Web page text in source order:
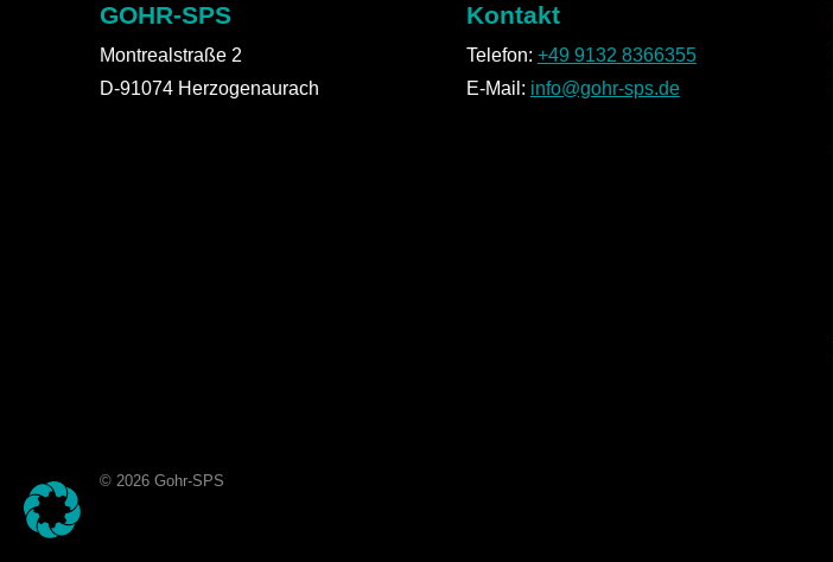
GOHR-SPS
Montrealstraße 2
D-91074 Herzogenaurach
Kontakt
Telefon: +49 9132 8366355
E-Mail: info@gohr-sps.de
© 2026 Gohr-SPS